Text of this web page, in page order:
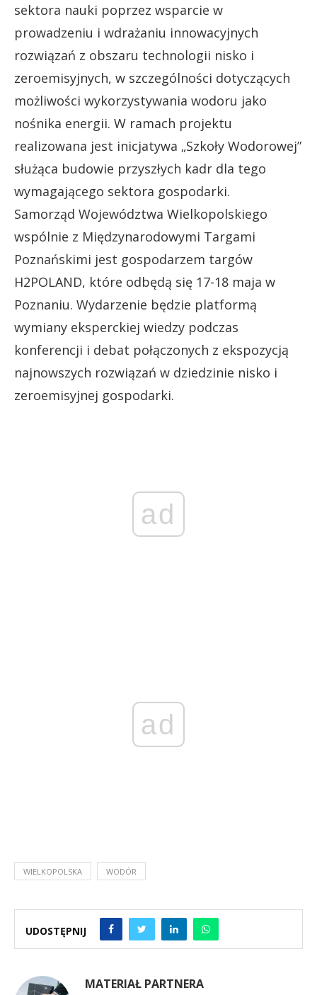
sektora nauki poprzez wsparcie w
prowadzeniu i wdrażaniu innowacyjnych
rozwiązań z obszaru technologii nisko i
zeroemisyjnych, w szczególności dotyczących
możliwości wykorzystywania wodoru jako
nośnika energii. W ramach projektu
realizowana jest inicjatywa „Szkoły Wodorowej”
służąca budowie przyszłych kadr dla tego
wymagającego sektora gospodarki.
Samorząd Województwa Wielkopolskiego
wspólnie z Międzynarodowymi Targami
Poznańskimi jest gospodarzem targów
H2POLAND, które odbędą się 17-18 maja w
Poznaniu. Wydarzenie będzie platformą
wymiany eksperckiej wiedzy podczas
konferencji i debat połączonych z ekspozycją
najnowszych rozwiązań w dziedzinie nisko i
zeroemisyjnej gospodarki.
ad
ad
WIELKOPOLSKA WODÓR
UDOSTĘPNIJ
MATERIAŁ PARTNERA